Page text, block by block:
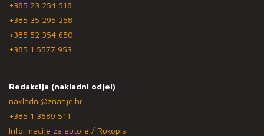
+385 23 254 518
+385 35 295 258
+385 52 354 650
+385 1 5577 953
Redakcija (nakladni odjel)
nakladni@znanje.hr
+385 1 3689 511
Informacije za autore / Rukopisi